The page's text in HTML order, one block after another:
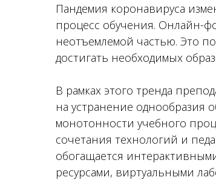
Пандемия коронавируса
процесс обучения. Онлайн-
неотъемлемой частью. Это
достигать необходимых
В рамках этого тренда
на устранение однообразия
монотонности учебного
сочетания технологий и
обогащается
ресурсами, виртуальными